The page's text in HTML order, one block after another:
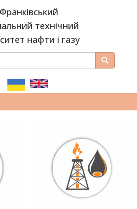
технічний
нафти і газу
Пошук